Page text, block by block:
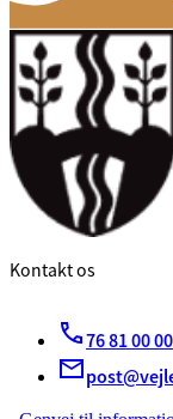
Kontakt os
76 81 00 00